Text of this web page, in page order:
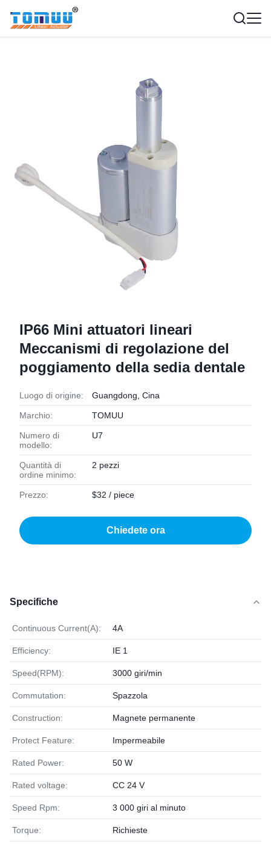
IP66 Mini attuatori lineari
Meccanismi di regolazione del
poggiamento della sedia dentale
Luogo di origine: Guangdong, Cina
Marchio: TOMUU
Numero di
modello:
U7
Quantità di
ordine minimo:
2 pezzi
Prezzo: $32 / piece
Chiedete ora
Specifiche
Continuous Current(A): 4A
Efficiency: IE 1
Speed(RPM): 3000 giri/min
Commutation: Spazzola
Construction: Magnete permanente
Protect Feature: Impermeabile
Rated Power: 50 W
Rated voltage: CC 24 V
Speed Rpm: 3 000 giri al minuto
Torque: Richieste